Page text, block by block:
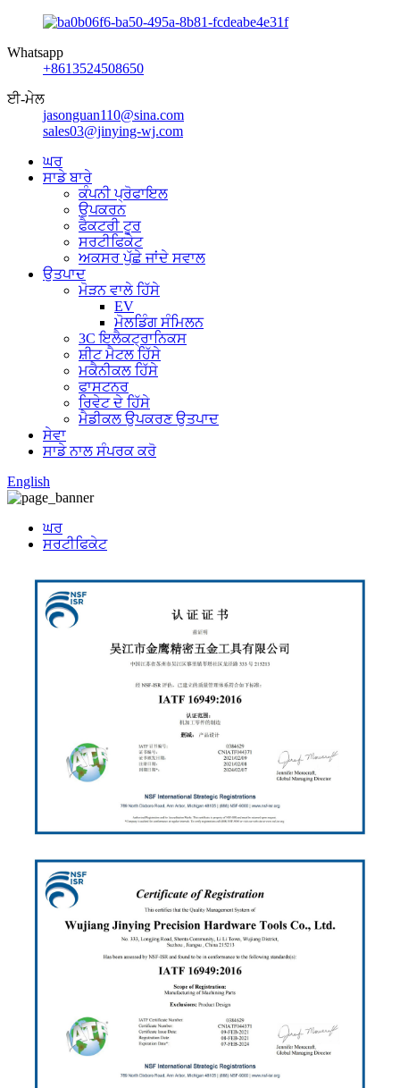
Whatsapp
+8613524508650
ਈ-ਮੇਲ
jasonguan110@sina.com
sales03@jinying-wj.com
ਘਰ
ਸਾਡੇ ਬਾਰੇ
ਕੰਪਨੀ ਪ੍ਰੋਫਾਇਲ
ਉਪਕਰਨ
ਫੈਕਟਰੀ ਟੂਰ
ਸਰਟੀਫਿਕੇਟ
ਅਕਸਰ ਪੁੱਛੇ ਜਾਂਦੇ ਸਵਾਲ
ਉਤਪਾਦ
ਮੋੜਨ ਵਾਲੇ ਹਿੱਸੇ
EV
ਮੋਲਡਿੰਗ ਸੰਮਿਲਨ
3C ਇਲੈਕਟ੍ਰਾਨਿਕਸ
ਸ਼ੀਟ ਮੈਟਲ ਹਿੱਸੇ
ਮਕੈਨੀਕਲ ਹਿੱਸੇ
ਫਾਸਟਨਰ
ਰਿਵੇਟ ਦੇ ਹਿੱਸੇ
ਮੈਡੀਕਲ ਉਪਕਰਣ ਉਤਪਾਦ
ਸੇਵਾ
ਸਾਡੇ ਨਾਲ ਸੰਪਰਕ ਕਰੋ
English
ਘਰ
ਸਰਟੀਫਿਕੇਟ